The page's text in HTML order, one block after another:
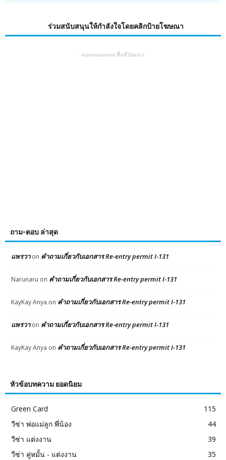
ร่วมสนับสนุนให้กำลังใจโดยคลิกป้ายโฆษณา
- Advertisement พื้นที่โฆษณา -
ถาม-ตอบ ล่าสุด
แพรวาon คำถามเกี่ยวกับเอกสาร Re-entry permit I-131
Narunaru on คำถามเกี่ยวกับเอกสาร Re-entry permit I-131
KayKay Anya on คำถามเกี่ยวกับเอกสาร Re-entry permit I-131
แพรวาon คำถามเกี่ยวกับเอกสาร Re-entry permit I-131
KayKay Anya on คำถามเกี่ยวกับเอกสาร Re-entry permit I-131
หัวข้อบทความ ยอดนิยม
Green Card
115
วีซ่า พ่อแม่ลูก พี่น้อง
44
วีซ่า แต่งงาน
39
วีซ่า คู่หมั้น - แต่งงาน
35